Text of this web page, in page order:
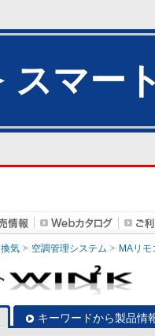
スマー
気 空調管理システム MAリモ
キーワードから製品情